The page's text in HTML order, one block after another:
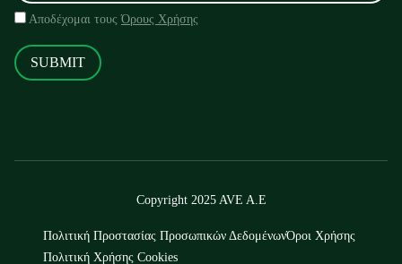
Αποδέχομαι τουςΌρους Χρήσης
SUBMIT
Copyright 2025 AVE A.E
Όροι Χρήσης
Πολιτική Προστασίας Προσωπικών Δεδομένων
Πολιτική Χρήσης Cookies